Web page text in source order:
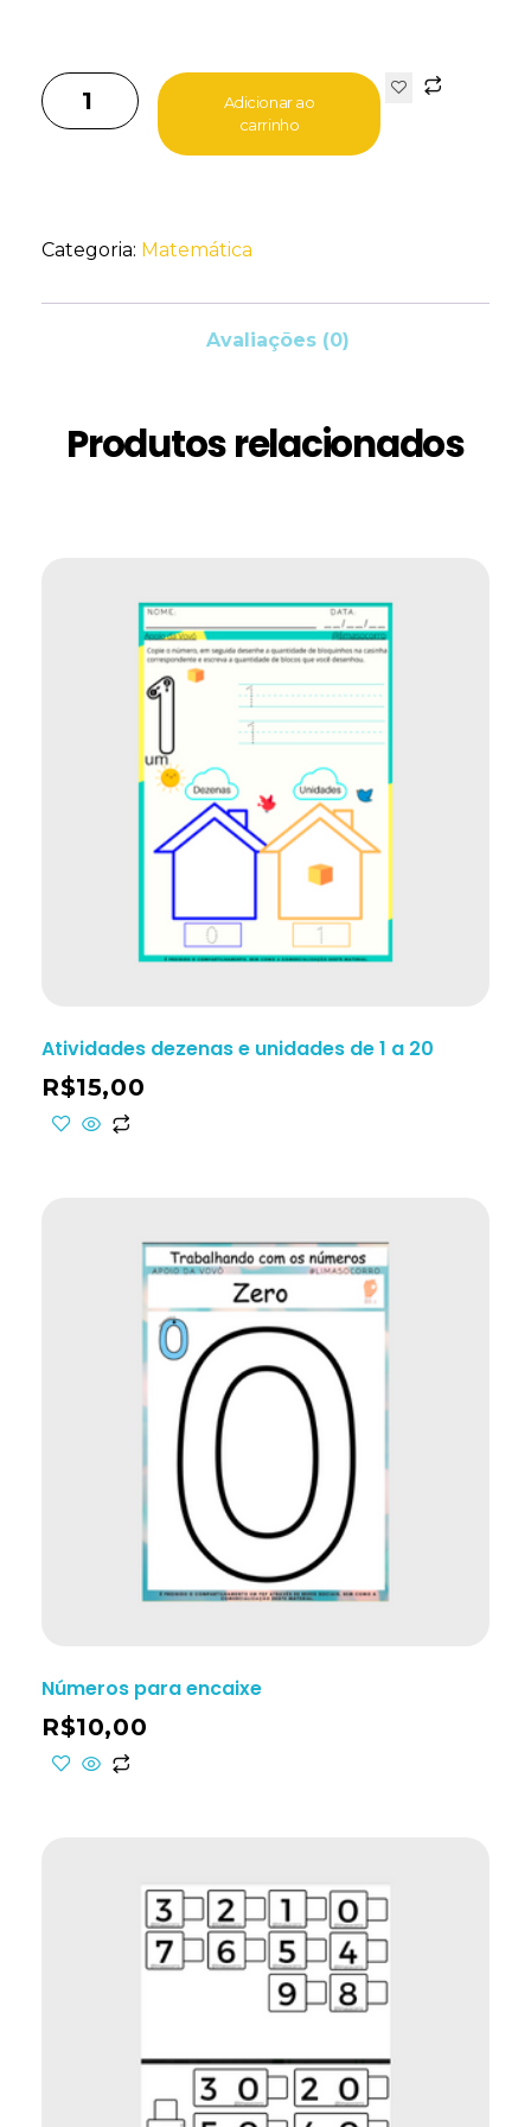
Adicionar ao
carrinho
Categoria: Matemática
Avaliações (0)
Produtos relacionados
Atividades dezenas e unidades de 1 a 20
R$15,00
Números para encaixe
R$10,00